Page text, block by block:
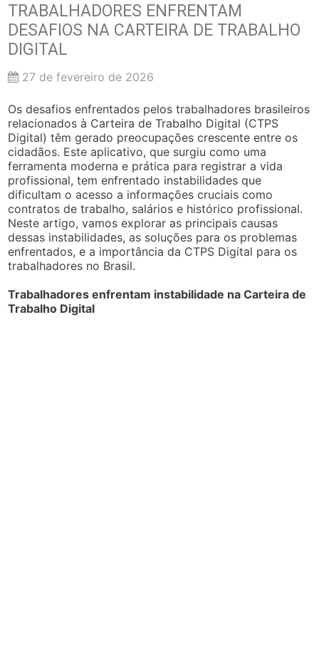
TRABALHADORES ENFRENTAM
DESAFIOS NA CARTEIRA DE TRABALHO
DIGITAL
27 de fevereiro de 2026
Os desafios enfrentados pelos trabalhadores brasileiros
relacionados à Carteira de Trabalho Digital (CTPS
Digital) têm gerado preocupações crescente entre os
cidadãos. Este aplicativo, que surgiu como uma
ferramenta moderna e prática para registrar a vida
profissional, tem enfrentado instabilidades que
dificultam o acesso a informações cruciais como
contratos de trabalho, salários e histórico profissional.
Neste artigo, vamos explorar as principais causas
dessas instabilidades, as soluções para os problemas
enfrentados, e a importância da CTPS Digital para os
trabalhadores no Brasil.
Trabalhadores enfrentam instabilidade na Carteira de
Trabalho Digital